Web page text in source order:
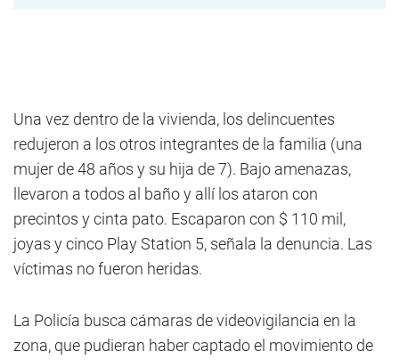
Una vez dentro de la vivienda, los delincuentes
redujeron a los otros integrantes de la familia (una
mujer de 48 años y su hija de 7). Bajo amenazas,
llevaron a todos al baño y allí los ataron con
precintos y cinta pato. Escaparon con $ 110 mil,
joyas y cinco Play Station 5, señala la denuncia. Las
víctimas no fueron heridas.
La Policía busca cámaras de videovigilancia en la
zona, que pudieran haber captado el movimiento de